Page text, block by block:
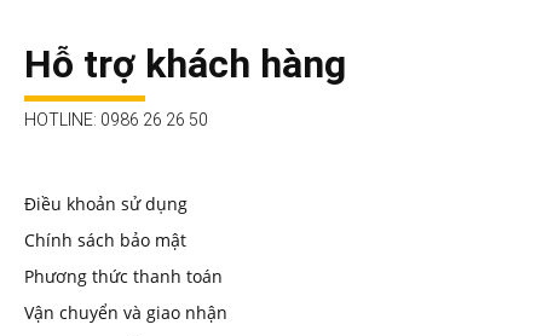
Hỗ trợ khách hàng
HOTLINE: 0986 26 26 50
Điều khoản sử dụng
Chính sách bảo mật
Phương thức thanh toán
Vận chuyển và giao nhận